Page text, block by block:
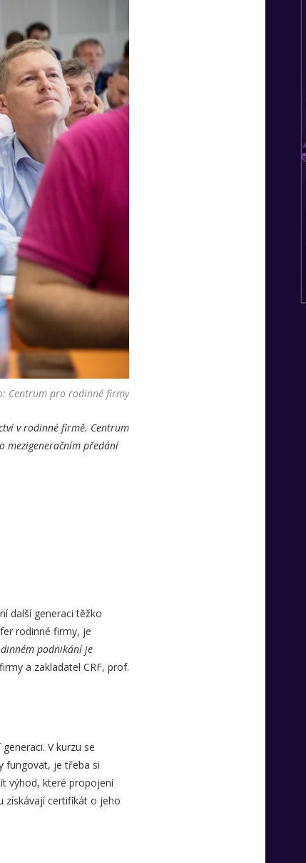
Centrum pro rodinné firmy
v rodinné firmě. Centrum
mezigeneračním předání
další generaci těžko
rodinné firmy, je
podnikání je
a zakladatel CRF, prof.
V kurzu se
fungovat, je třeba si
výhod, které propojení
získávají certifikát o jeho